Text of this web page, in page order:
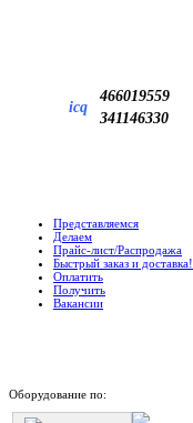
icq
466019559
341146330
Представляемся
Делаем
Прайс-лист/Распродажа
Быстрый заказ и доставка!
Оплатить
Получить
Вакансии
Оборудование по: